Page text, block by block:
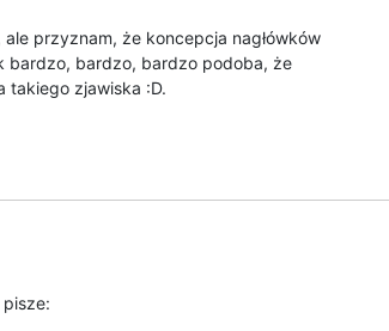
przyznam, że koncepcja nagłówków
bardzo, bardzo, bardzo podoba, że
takiego zjawiska :D.